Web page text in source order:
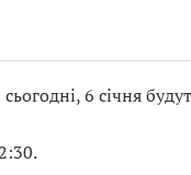
6 січня